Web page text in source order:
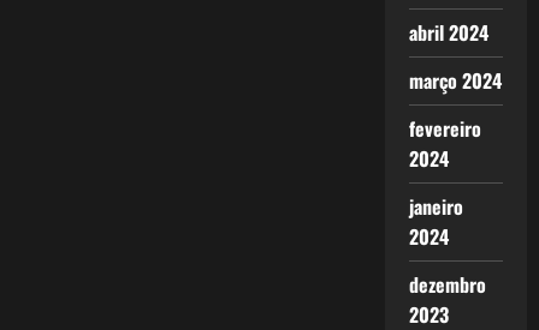
abril 2024
março 2024
fevereiro
2024
janeiro
2024
dezembro
2023